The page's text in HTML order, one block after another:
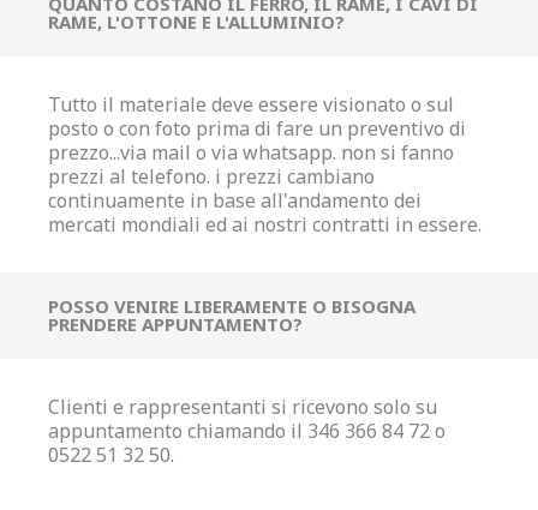
RAME, L'OTTONE E L'ALLUMINIO?
Tutto il materiale deve essere visionato o sul
posto o con foto prima di fare un preventivo di
prezzo...via mail o via whatsapp. non si fanno
prezzi al telefono. i prezzi cambiano
continuamente in base all'andamento dei
mercati mondiali ed ai nostri contratti in essere.
POSSO VENIRE LIBERAMENTE O BISOGNA
PRENDERE APPUNTAMENTO?
Clienti e rappresentanti si ricevono solo su
appuntamento chiamando il 346 366 84 72 o
0522 51 32 50.